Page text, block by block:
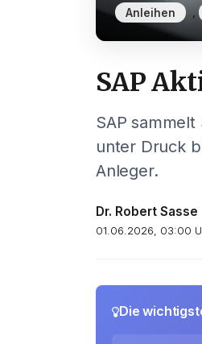
Anleihen ,
SAP
SAP
unter Druck
Anleger.
Dr. Robert Sasse
01.06.2026, 03:00
Die